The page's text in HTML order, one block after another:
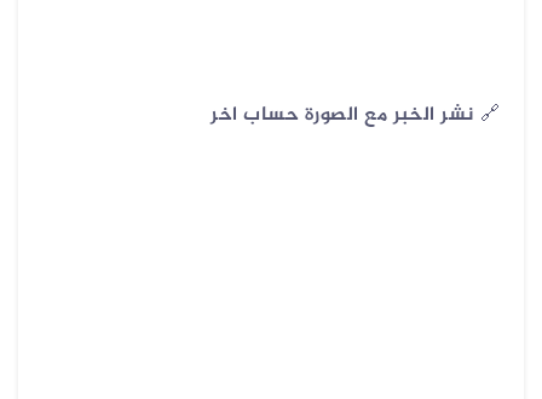
🔗 نشر الخبر مع الصورة حساب اخر